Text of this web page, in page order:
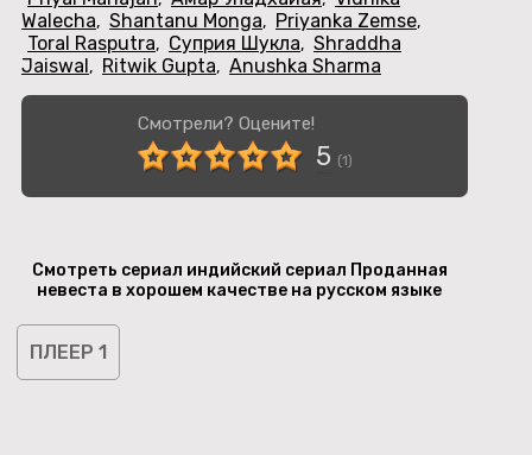
Walecha, Shantanu Monga, Priyanka Zemse,
Toral Rasputra, Суприя Шукла, Shraddha
Jaiswal, Ritwik Gupta, Anushka Sharma
Смотрели? Оцените!
5 (1)
Смотреть сериал индийский сериал Проданная
невеста в хорошем качестве на русском языке
ПЛЕЕР 1